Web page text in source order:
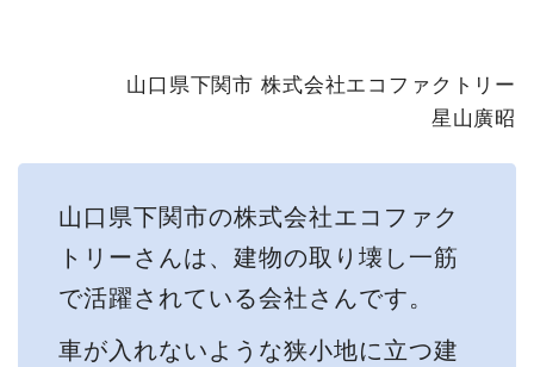
山口県下関市 株式会社エコファクトリー
星山廣昭
山口県下関市の株式会社エコファク
トリーさんは、建物の取り壊し一筋
で活躍されている会社さんです。
車が入れないような狭小地に立つ建